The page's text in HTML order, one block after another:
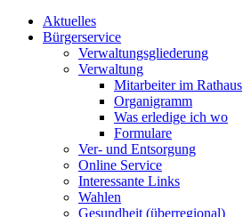
Aktuelles
Bürgerservice
Verwaltungsgliederung
Verwaltung
Mitarbeiter im Rathaus
Organigramm
Was erledige ich wo
Formulare
Ver- und Entsorgung
Online Service
Interessante Links
Wahlen
Gesundheit (überregional)